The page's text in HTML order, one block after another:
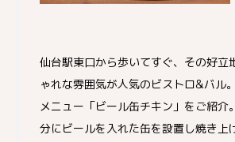
仙台駅東口から歩いてすぐ、その好立
ゃれな雰囲気が人気のビストロ&バル
メニュー「ビール缶チキン」をご紹介
分にビールを入れた缶を設置し焼き上